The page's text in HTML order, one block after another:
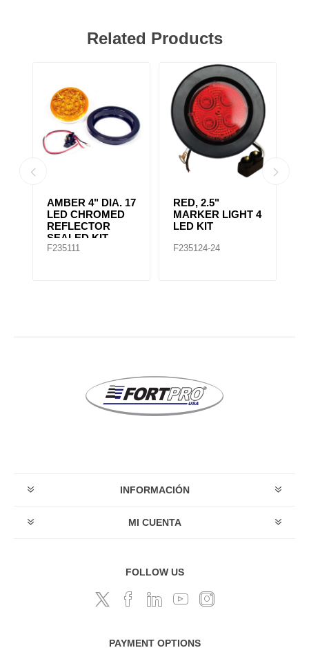
Related Products
AMBER CLEAR,
4IN DIA. 10 LED
SEALED
F235167
4" RED 10 LED
LIGHT
F235148
INFORMACIÓN
MI CUENTA
FOLLOW US
PAYMENT OPTIONS